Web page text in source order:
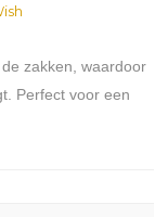
zakken, waardoor
Perfect voor een